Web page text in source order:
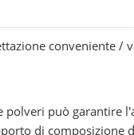
conveniente /
polveri può garantire
di composizione